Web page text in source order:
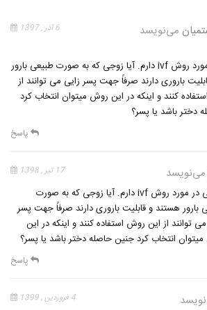
می‌نویسد 6 آذر , 1397
سوالی در مورد روش ivf دارم. آیا زوجی که به صورت طبیعی بارور
باروری دارند صرفاً جهت پسر زایی می توانند از
کنند و اینکه در این روش میتوان انتخاب کرد
دختر باشد یا پسر؟
پاسخ
می‌نویسد 17 تیر , 1398
سوالی در مورد روش ivf دارم. آیا زوجی که به صورت
بارور هستند و قابلیت باروری دارند صرفاً جهت پسر
توانند از این روش استفاده کنند و اینکه در این
انتخاب کرد جنین حاصله دختر باشد یا پسر؟
پاسخ
4 فروردین , 1399